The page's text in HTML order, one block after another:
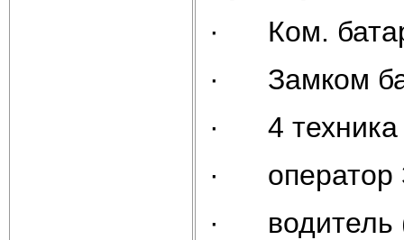
· Ком.
· Замком
· 4 техника
· оператор
· водитель